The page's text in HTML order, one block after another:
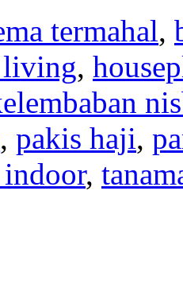
termahal,
living,
, pakis haji,
indoor,